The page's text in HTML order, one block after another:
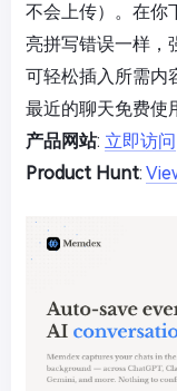
不会上传）。在你
亮拼写错误一样，
可轻松插入所需内
最近的聊天免费使
产品网站: 立即访问
Product Hunt: